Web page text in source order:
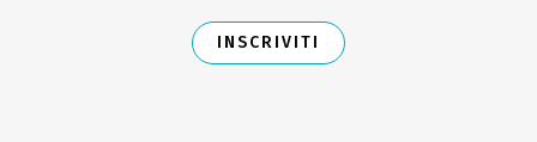
INSCRIVITI